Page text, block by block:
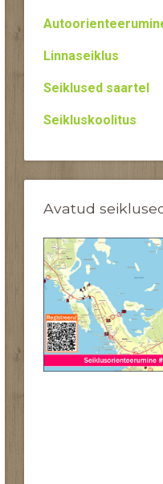
Linnaseiklus
Seiklused saartel
Seikluskoolitus
Avatud